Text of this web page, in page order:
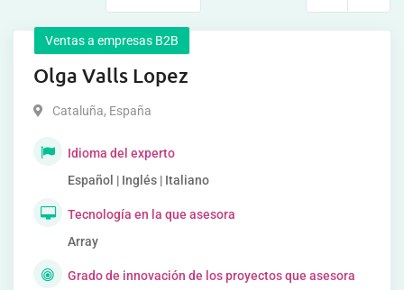
Ventas a empresas B2B
Olga Valls Lopez
Cataluña, España
Idioma del experto
Español | Inglés | Italiano
Tecnología en la que asesora
Array
Grado de innovación de los proyectos que asesora